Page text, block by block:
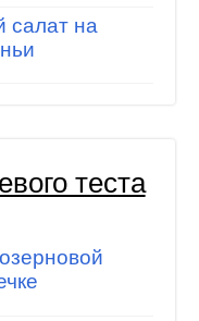
салат на
теста